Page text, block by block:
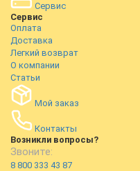
Сервис
Сервис
Оплата
Доставка
Легкий возврат
О компании
Статьи
Мой заказ
Контакты
Возникли вопросы?
Звоните:
8 800 333 43 87